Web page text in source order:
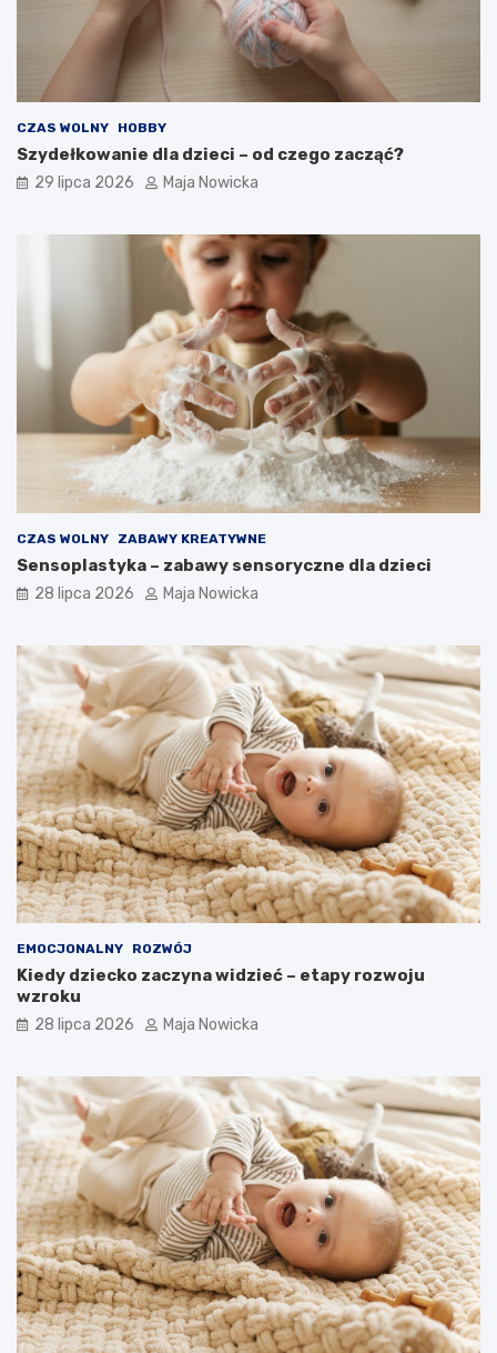
CZAS WOLNY HOBBY
Szydełkowanie dla dzieci – od czego zacząć?
29 lipca 2026 Maja Nowicka
CZAS WOLNY ZABAWY KREATYWNE
Sensoplastyka – zabawy sensoryczne dla dzieci
28 lipca 2026 Maja Nowicka
EMOCJONALNY ROZWÓJ
Kiedy dziecko zaczyna widzieć – etapy rozwoju
wzroku
28 lipca 2026 Maja Nowicka